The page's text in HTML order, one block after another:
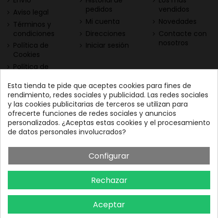
Aviso legal
Términos y
condiciones
Política de
Cookies
Política de
pedidos
Mi cuenta
Direcciones
Iniciar sesión
vendidos
Novedades
Contacte con
nosotros
Contacta con nosotros
Nuestras Vinotecas:
Vinofilos Triana: Viera y
Clavijo, 23 - Gran Canaria
Vinófilos Santa Cruz: Adán
Martín Menis, 5 - Tenerife
Descarga nuestra App
Todo el vino a tu
alcance
Esta tienda te pide que aceptes cookies para fines de
rendimiento, redes sociales y publicidad. Las redes sociales
y las cookies publicitarias de terceros se utilizan para
ofrecerte funciones de redes sociales y anuncios
personalizados. ¿Aceptas estas cookies y el procesamiento
de datos personales involucrados?
Configurar
Rechazar
Aceptar